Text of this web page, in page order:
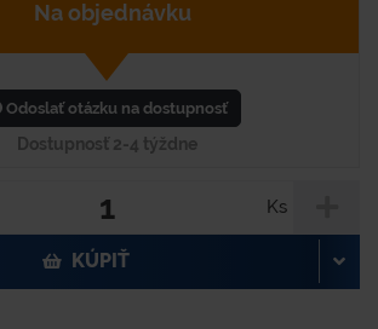
Na objednávku
Odoslať otázku na dostupnosť
Dostupnosť 2-4 týždne
Ks
KÚPIŤ